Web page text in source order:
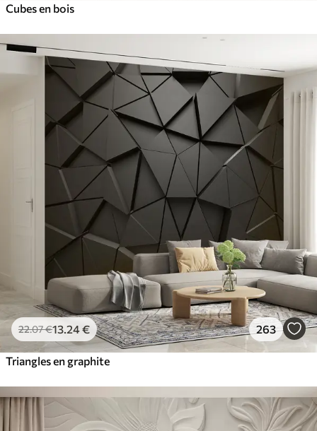
Cubes en bois
22.07€13 .24€ 263
Triangles en graphite